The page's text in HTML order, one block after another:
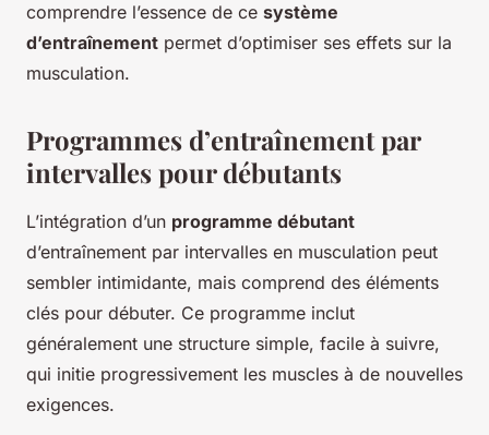
comprendre l’essence de ce système
d’entraînement permet d’optimiser ses effets sur la
musculation.
Programmes d’entraînement par
intervalles pour débutants
L’intégration d’un programme débutant
d’entraînement par intervalles en musculation peut
sembler intimidante, mais comprend des éléments
clés pour débuter. Ce programme inclut
généralement une structure simple, facile à suivre,
qui initie progressivement les muscles à de nouvelles
exigences.